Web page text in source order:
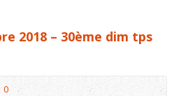
2018 – 30ème dim tps
0